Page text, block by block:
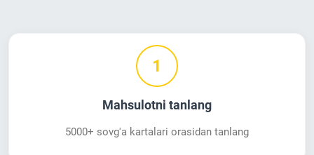
1
Mahsulotni tanlang
5000+ sovg'a kartalari orasidan tanlang